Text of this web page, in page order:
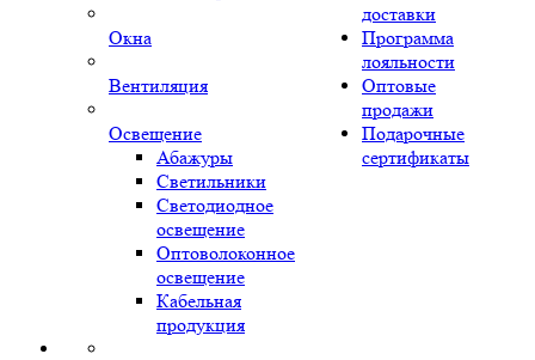
Окна
Вентиляция
Освещение
Абажуры
Светильники
Светодиодное
освещение
Оптоволоконное
освещение
Кабельная
продукция
доставки
Программа
лояльности
Оптовые
продажи
Подарочные
сертификаты